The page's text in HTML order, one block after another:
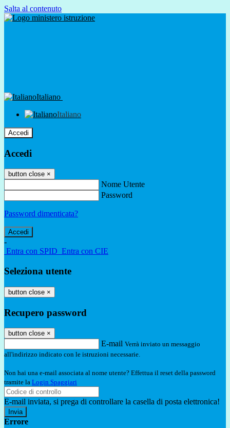
Salta al contenuto
Italiano
Italiano
Accedi
Accedi
button close ×
Nome Utente
Password
Password dimenticata?
-
Entra con SPID Entra con CIE
Seleziona utente
button close ×
Recupero password
button close ×
E-mail Verrà inviato un messaggio
all'indirizzo indicato con le istruzioni necessarie.
Non hai una e-mail associata al nome utente? Effettua il reset della password
tramite la Login Spaggiari
E-mail inviata, si prega di controllare la casella di posta elettronica!
Errore